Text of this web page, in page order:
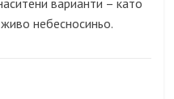
варианти – като
небесносиньо.